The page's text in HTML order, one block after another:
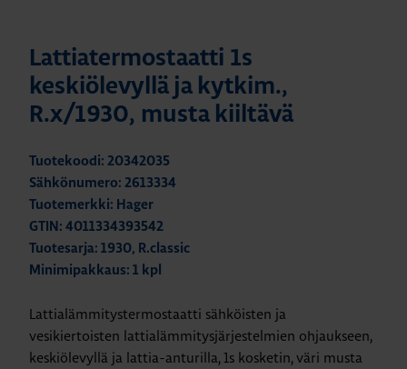
Lattiatermostaatti 1s
keskiölevyllä ja kytkim.,
R.x/1930, musta kiiltävä
Tuotekoodi: 20342035
Sähkönumero: 2613334
Tuotemerkki: Hager
GTIN: 4011334393542
Tuotesarja: 1930, R.classic
Minimipakkaus: 1 kpl
Lattialämmitystermostaatti sähköisten ja
vesikiertoisten lattialämmitysjärjestelmien ohjaukseen,
keskiölevyllä ja lattia-anturilla, 1s kosketin, väri musta